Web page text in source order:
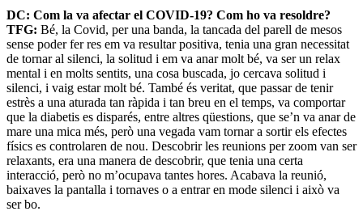
DC: Com la va afectar el COVID-19? Com ho va resoldre?
TFG: Bé, la Covid, per una banda, la tancada del parell de mesos
sense poder fer res em va resultar positiva, tenia una gran necessitat
de tornar al silenci, la solitud i em va anar molt bé, va ser un relax
mental i en molts sentits, una cosa buscada, jo cercava solitud i
silenci, i vaig estar molt bé. També és veritat, que passar de tenir
estrès a una aturada tan ràpida i tan breu en el temps, va comportar
que la diabetis es disparés, entre altres qüestions, que se’n va anar de
mare una mica més, però una vegada vam tornar a sortir els efectes
físics es controlaren de nou. Descobrir les reunions per zoom van ser
relaxants, era una manera de descobrir, que tenia una certa
interacció, però no m’ocupava tantes hores. Acabava la reunió,
baixaves la pantalla i tornaves o a entrar en mode silenci i això va
ser bo.